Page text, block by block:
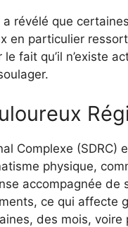
a révélé que
en particulier
fait qu’il n’existe
Complexe
physique,
accompagnée
ce qui
des mois,